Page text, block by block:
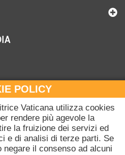
POLICY
Vaticana utilizza cookies
rendere più agevole la
la fruizione dei servizi ed
e di analisi di terze parti. Se
negare il consenso ad alcuni
all'Ufficio Commerciale
698 45780
8-16.30